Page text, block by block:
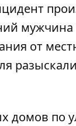
от
домов по